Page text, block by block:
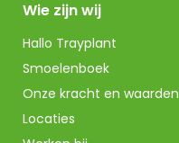
Wie zijn wij
Hallo Trayplant
Smoelenboek
Onze kracht en waarden
Locaties